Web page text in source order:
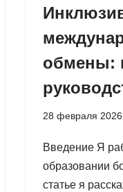
обмены:
28 февраля 2026
Введение Я
образовании
статье я